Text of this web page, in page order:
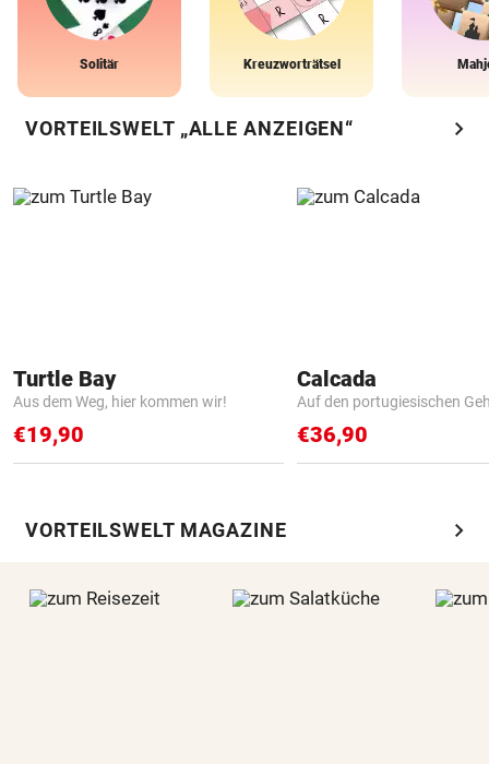
Solitär Kreuzworträtsel
VORTEILSWELT „ALLE ANZEIGEN“ chevron_right
Turtle Bay
Aus dem Weg, hier kommen wir!
€19,90
Calcada
Auf den portugiesischen
€36,90
VORTEILSWELT MAGAZINE chevron_right